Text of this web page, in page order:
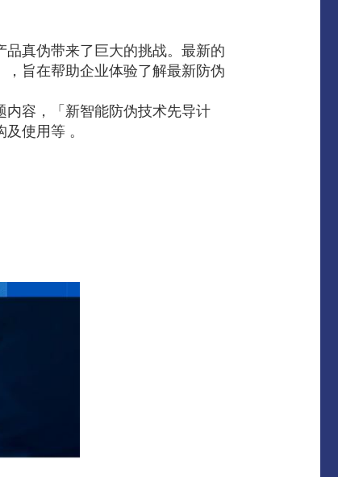
真伪带来了巨大的挑战。最新的
旨在帮助企业体验了解最新防伪
容，「新智能防伪技术先导计
使用等 。